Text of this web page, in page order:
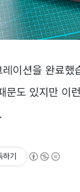
이션을 완료했
문도 있지만 이
하기